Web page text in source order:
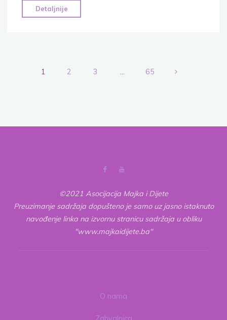
Detaljnije
savremenog
1 2 3 … 65
©2021 Asocijacija Majka i Dijete
Preuzimanje sadržaja dopušteno je samo uz jasno istaknuto
navođenje linka na izvornu stranicu sadržaja u obliku
"www.majkaidijete.ba"
O nama